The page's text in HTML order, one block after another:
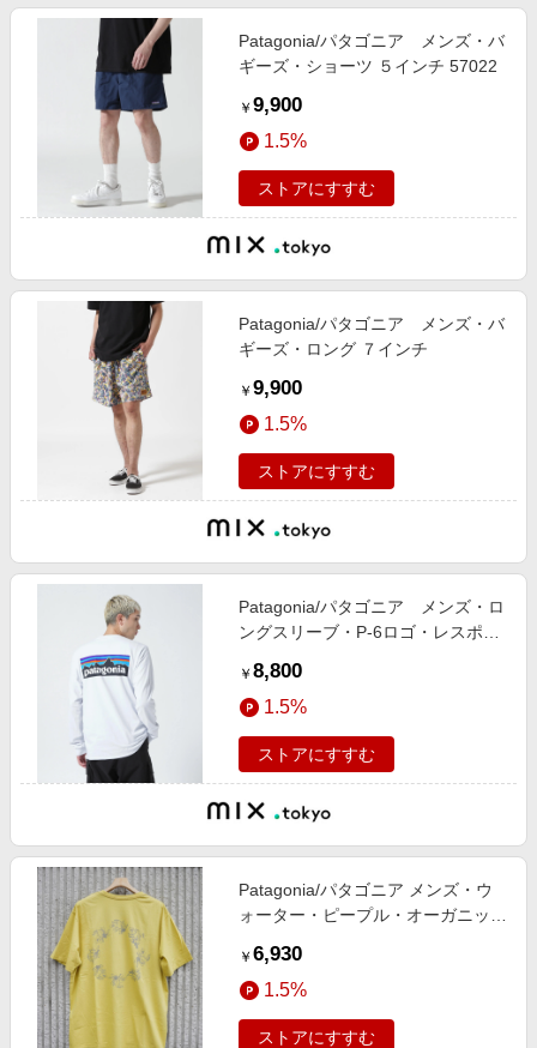
Patagonia/パタゴニア メンズ・バ
ギーズ・ショーツ ５インチ 57022
￥ 9,900
1.5%
ストアにすすむ
Patagonia/パタゴニア メンズ・バ
ギーズ・ロング ７インチ
￥ 9,900
1.5%
ストアにすすむ
Patagonia/パタゴニア メンズ・ロ
ングスリーブ・P-6ロゴ・レスポン
￥ 8,800
1.5%
ストアにすすむ
Patagonia/パタゴニア メンズ・ウ
ォーター・ピープル・オーガニッ
￥ 6,930
1.5%
ストアにすすむ